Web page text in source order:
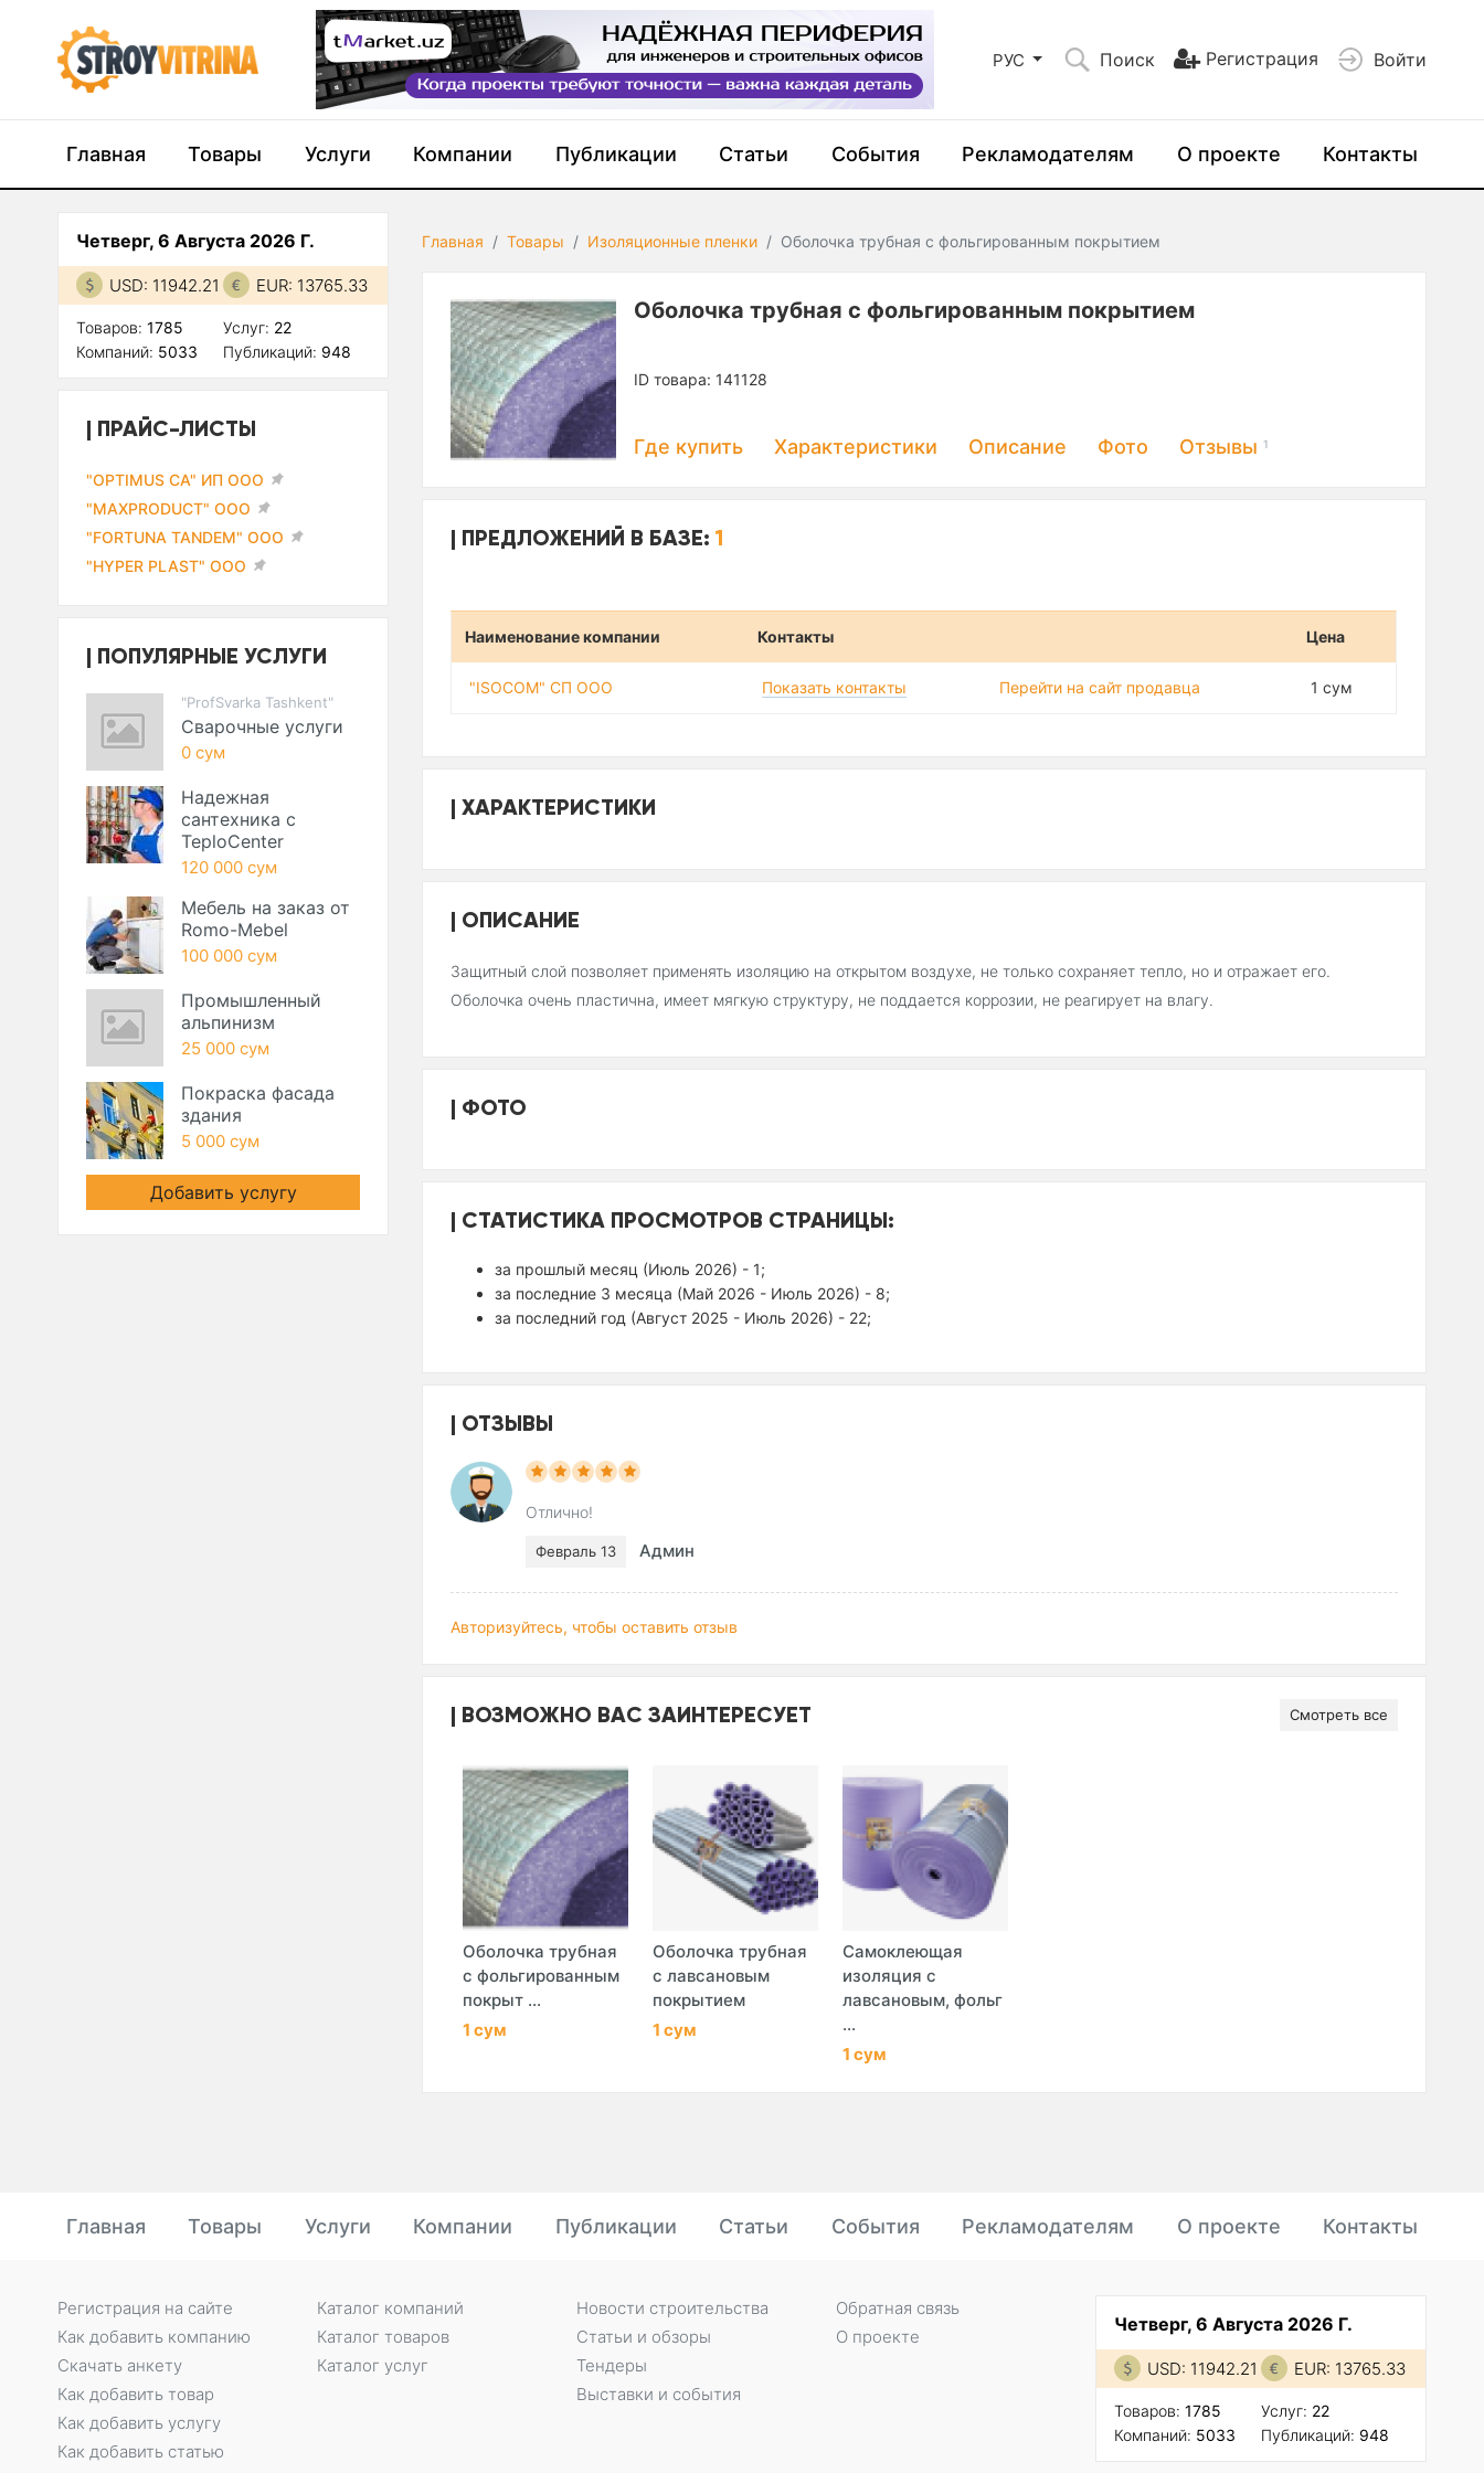
РУС Поиск Регистрация Войти
Главная Товары Услуги Компании Публикации Статьи События Рекламодателям О проекте Контакты
Главная Товары Изоляционные пленки Оболочка трубная с фольгированным покрытием
Оболочка трубная с фольгированным покрытием
ID товара: 141128
Где купить Характеристики Описание Фото Отзывы1
ПРЕДЛОЖЕНИЙ В БАЗЕ:1
Наименование компании Контакты Цена
"ISOCOM" СП ООО Показать контакты Перейти на сайт продавца 1 сум
ХАРАКТЕРИСТИКИ
ОПИСАНИЕ
Защитный слой позволяет применять изоляцию на открытом воздухе, не только сохраняет тепло, но и отражает его.
Оболочка очень пластична, имеет мягкую структуру, не поддается коррозии, не реагирует на влагу.
ФОТО
СТАТИСТИКА ПРОСМОТРОВ СТРАНИЦЫ:
за прошлый месяц (Июль 2026) - 1;
за последние 3 месяца (Май 2026 - Июль 2026) - 8;
за последний год (Август 2025 - Июль 2026) - 22;
ОТЗЫВЫ
Отлично!
Февраль 13 Админ
Авторизуйтесь, чтобы оставить отзыв
ВОЗМОЖНО ВАС ЗАИНТЕРЕСУЕТ Смотреть все
Оболочка трубная
с фольгированным
покрыт ...
1 сум
Оболочка трубная
с лавсановым
покрытием
1 сум
Самоклеющая
изоляция с
лавсановым, фольг
...
1 сум
Четверг, 6 Августа 2026 Г.
USD: 11942.21 EUR: 13765.33
Товаров: 1785
Компаний: 5033
Услуг: 22
Публикаций: 948
ПРАЙС-ЛИСТЫ
"OPTIMUS CA" ИП ООО
"MAXPRODUCT" ООО
"FORTUNA TANDEM" ООО
"HYPER PLAST" ООО
ПОПУЛЯРНЫЕ УСЛУГИ
"ProfSvarka Tashkent"
Сварочные услуги
0 сум
Надежная
сантехника с
TeploCenter
120 000 сум
Мебель на заказ от
Romo-Mebel
100 000 сум
Промышленный
альпинизм
25 000 сум
Покраска фасада
здания
5 000 сум
Добавить услугу
Главная Товары Услуги Компании Публикации Статьи События Рекламодателям О проекте Контакты
Четверг, 6 Августа 2026 Г.
USD: 11942.21 EUR: 13765.33
Товаров: 1785
Компаний: 5033
Услуг: 22
Публикаций: 948
Регистрация на сайте
Как добавить компанию
Скачать анкету
Как добавить товар
Как добавить услугу
Как добавить статью
Каталог компаний
Каталог товаров
Каталог услуг
Новости строительства
Статьи и обзоры
Тендеры
Выставки и события
Обратная связь
О проекте